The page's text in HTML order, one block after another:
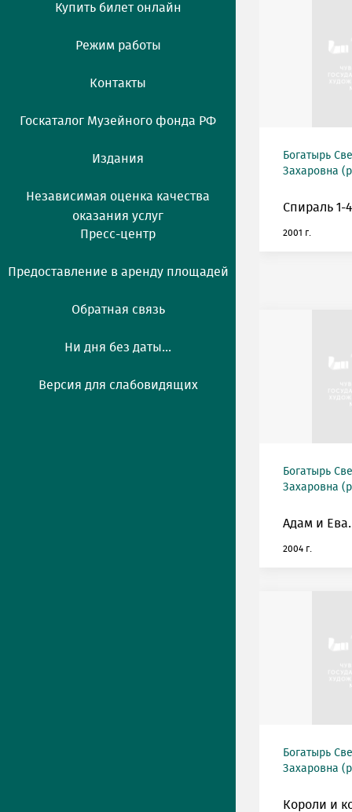
Купить билет онлайн
Режим работы
Контакты
Госкаталог Музейного фонда РФ
Издания
Независимая оценка качества
оказания услуг
Пресс-центр
Предоставление в аренду площадей
Обратная связь
Ни дня без даты...
Версия для слабовидящих
Богатырь
Захаровна
Спираль 1-
2001 г.
Богатырь
Захаровна
Адам и Ева.
2004 г.
Богатырь
Захаровна
Короли и